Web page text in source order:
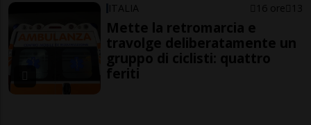
ITALIA 16 ore 13
Mette la retromarcia e
travolge deliberatamente un
gruppo di ciclisti: quattro
feriti